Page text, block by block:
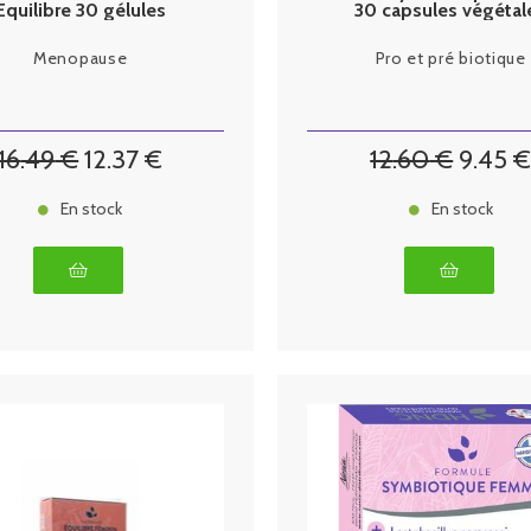
30 gélules
Menopause
.49€12.37€
En stock
30 capsules
Pro et pré biotique
12.60€ 9.45 €
En stock